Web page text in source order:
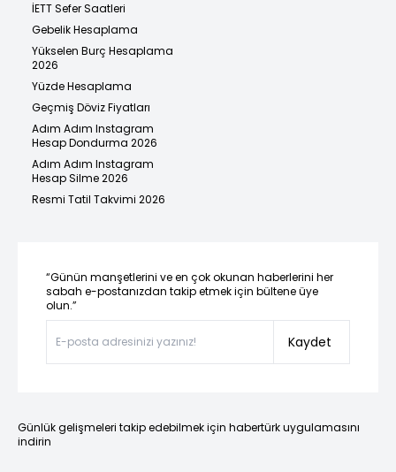
İETT Sefer Saatleri
Gebelik Hesaplama
Yükselen Burç Hesaplama
2026
Yüzde Hesaplama
Geçmiş Döviz Fiyatları
Adım Adım Instagram
Hesap Dondurma 2026
Adım Adım Instagram
Hesap Silme 2026
Resmi Tatil Takvimi 2026
“Günün manşetlerini ve en çok okunan haberlerini her
sabah e-postanızdan takip etmek için bültene üye
olun.”
Kaydet
Günlük gelişmeleri takip edebilmek için habertürk uygulamasını
indirin